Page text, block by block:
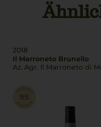
Rebsorten
100% Sangiovese
18 °C
2018
Il Marroneto Brunello
Az. Agr. Il Marroneto di